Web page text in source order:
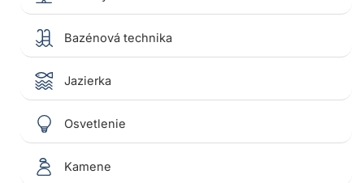
Bazénová technika
Jazierka
Osvetlenie
Kamene